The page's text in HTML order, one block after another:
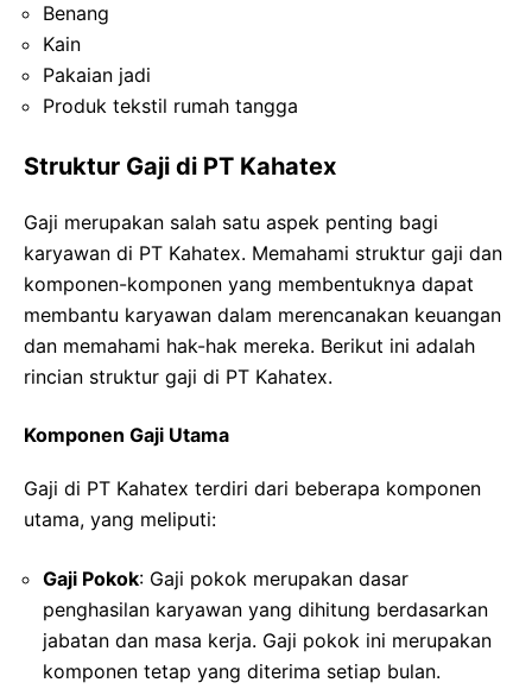
Benang
Kain
Pakaian jadi
Produk tekstil rumah tangga
Struktur Gaji di PT Kahatex
Gaji merupakan salah satu aspek penting bagi
karyawan di PT Kahatex. Memahami struktur gaji dan
komponen-komponen yang membentuknya dapat
membantu karyawan dalam merencanakan keuangan
dan memahami hak-hak mereka. Berikut ini adalah
rincian struktur gaji di PT Kahatex.
Komponen Gaji Utama
Gaji di PT Kahatex terdiri dari beberapa komponen
utama, yang meliputi:
Gaji Pokok: Gaji pokok merupakan dasar
penghasilan karyawan yang dihitung berdasarkan
jabatan dan masa kerja. Gaji pokok ini merupakan
komponen tetap yang diterima setiap bulan.